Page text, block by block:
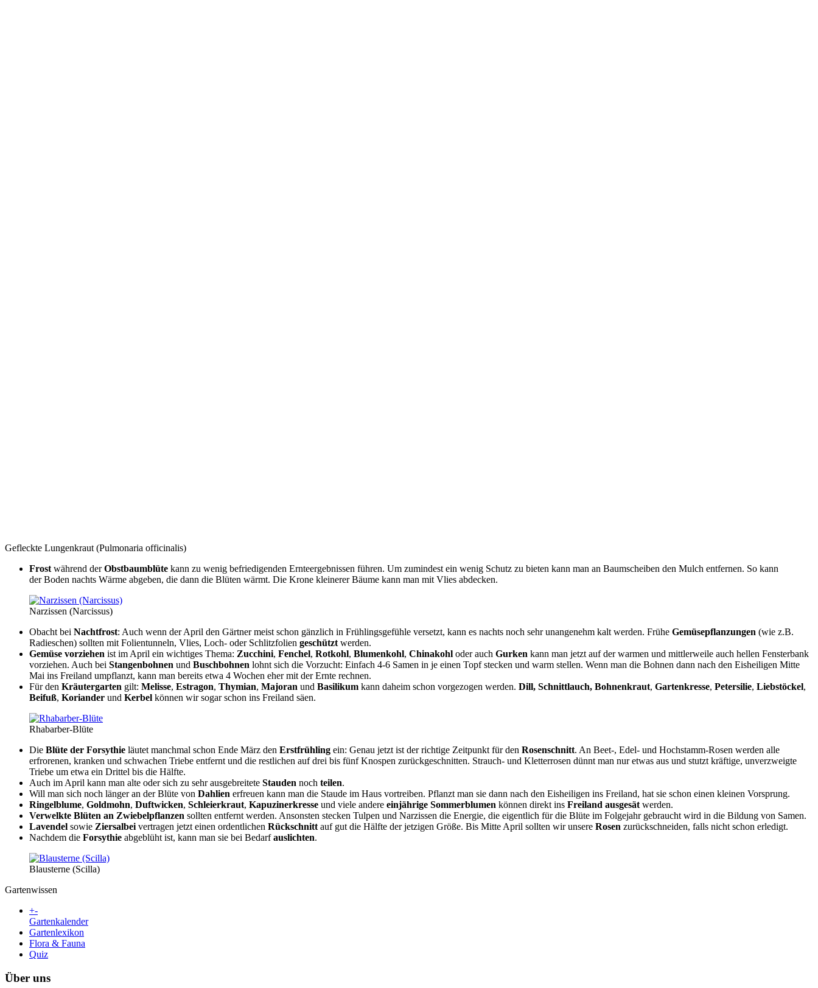
Gefleckte Lungenkraut (Pulmonaria officinalis)
Frost während derObstbaumblüte kann zu wenig befriedigenden Ernteergebnissen führen. Um zumindest ein wenig Schutz zu bieten kann man an Baumscheiben den Mulch entfernen. So kann
der Boden nachts Wärme abgeben, die dann die Blüten wärmt. Die Krone kleinerer Bäume kann man mit Vlies abdecken.
Narzissen (Narcissus)
Obacht bei Nachtfrost: Auch wenn der April den Gärtner meist schon gänzlich in Frühlingsgefühle versetzt, kann es nachts noch sehr unangenehm kalt werden. Frühe Gemüsepflanzungen (wie z.B.
Radieschen) sollten mit Folientunneln, Vlies, Loch- oder Schlitzfolien geschützt werden.
Gemüse vorziehen ist im April ein wichtiges Thema: Zucchini, Fenchel, Rotkohl, Blumenkohl, Chinakohl oder auch Gurken kann man jetzt auf der warmen und mittlerweile auch hellen Fensterbank
vorziehen. Auch bei Stangenbohnen und Buschbohnen lohnt sich die Vorzucht: Einfach 4-6 Samen in je einen Topf stecken und warm stellen. Wenn man die Bohnen dann nach den Eisheiligen Mitte
Mai ins Freiland umpflanzt, kann man bereits etwa 4 Wochen eher mit der Ernte rechnen.
Für den Kräutergarten gilt: Melisse, Estragon, Thymian, Majoran und Basilikum kann daheim schon vorgezogen werden. Dill, Schnittlauch, Bohnenkraut, Gartenkresse, Petersilie, Liebstöckel,
Beifuß, Koriander und Kerbel können wir sogar schon ins Freiland säen.
Rhabarber-Blüte
Die Blüte der Forsythie läutet manchmal schon Ende März den Erstfrühling ein: Genau jetzt ist der richtige Zeitpunkt für den Rosenschnitt. An Beet-, Edel- und Hochstamm-Rosen werden alle
erfrorenen, kranken und schwachen Triebe entfernt und die restlichen auf drei bis fünf Knospen zurückgeschnitten. Strauch- und Kletterrosen dünnt man nur etwas aus und stutzt kräftige, unverzweigte
Triebe um etwa ein Drittel bis die Hälfte.
Auch im April kann man alte oder sich zu sehr ausgebreitete Stauden noch teilen.
Will man sich noch länger an der Blüte von Dahlien erfreuen kann man die Staude im Haus vortreiben. Pflanzt man sie dann nach den Eisheiligen ins Freiland, hat sie schon einen kleinen Vorsprung.
Ringelblume, Goldmohn, Duftwicken, Schleierkraut, Kapuzinerkresse und viele andere einjährige Sommerblumen können direkt ins Freiland ausgesät werden.
Verwelkte Blüten an Zwiebelpflanzen sollten entfernt werden. Ansonsten stecken Tulpen und Narzissen die Energie, die eigentlich für die Blüte im Folgejahr gebraucht wird in die Bildung von Samen.
Lavendel sowie Ziersalbei vertragen jetzt einen ordentlichen Rückschnitt auf gut die Hälfte der jetzigen Größe. Bis Mitte April sollten wir unsere Rosen zurückschneiden, falls nicht schon erledigt.
Nachdem die Forsythie abgeblüht ist, kann man sie bei Bedarfauslichten.
Blausterne (Scilla)
Gartenwissen
+-
Gartenkalender
Gartenlexikon
Flora & Fauna
Quiz
Über uns